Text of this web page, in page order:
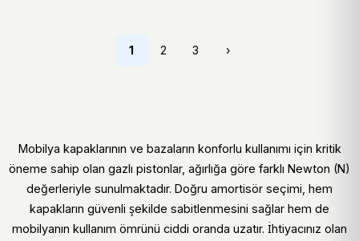
1 2 3 ›
Mobilya kapaklarının ve bazaların konforlu kullanımı için kritik
öneme sahip olan gazlı pistonlar, ağırlığa göre farklı Newton (N)
değerleriyle sunulmaktadır. Doğru amortisör seçimi, hem
kapakların güvenli şekilde sabitlenmesini sağlar hem de
mobilyanın kullanım ömrünü ciddi oranda uzatır. İhtiyacınız olan